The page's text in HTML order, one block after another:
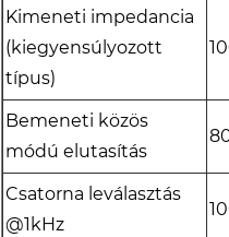
Kimeneti impedancia
(kiegyensúlyozott
típus)
Bemeneti közös
módú elutasítás
Csatorna leválasztás
@1kHz